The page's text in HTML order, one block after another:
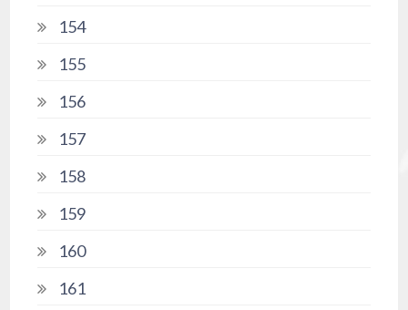
154
155
156
157
158
159
160
161